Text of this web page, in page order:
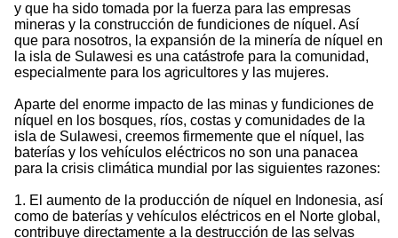
y que ha sido tomada por la fuerza para las empresas
mineras y la construcción de fundiciones de níquel. Así
que para nosotros, la expansión de la minería de níquel en
la isla de Sulawesi es una catástrofe para la comunidad,
especialmente para los agricultores y las mujeres.
Aparte del enorme impacto de las minas y fundiciones de
níquel en los bosques, ríos, costas y comunidades de la
isla de Sulawesi, creemos firmemente que el níquel, las
baterías y los vehículos eléctricos no son una panacea
para la crisis climática mundial por las siguientes razones:
1. El aumento de la producción de níquel en Indonesia, así
como de baterías y vehículos eléctricos en el Norte global,
contribuye directamente a la destrucción de las selvas